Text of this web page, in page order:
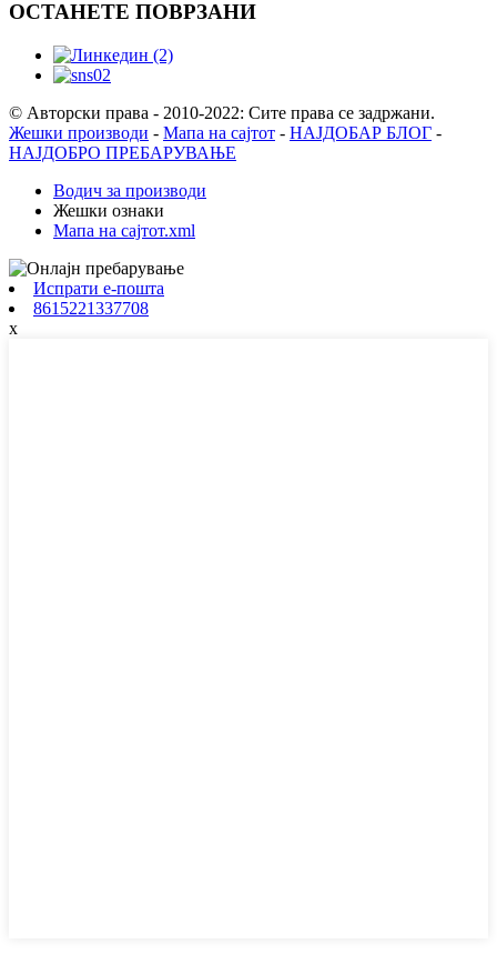
ОСТАНЕТЕ ПОВРЗАНИ
© Авторски права - 2010-2022: Сите права се задржани.
Жешки производи - Мапа на сајтот - НАЈДОБАР БЛОГ -
НАЈДОБРО ПРЕБАРУВАЊЕ
Водич за производи
Жешки ознаки
Мапа на сајтот.xml
Испрати е-пошта
8615221337708
x